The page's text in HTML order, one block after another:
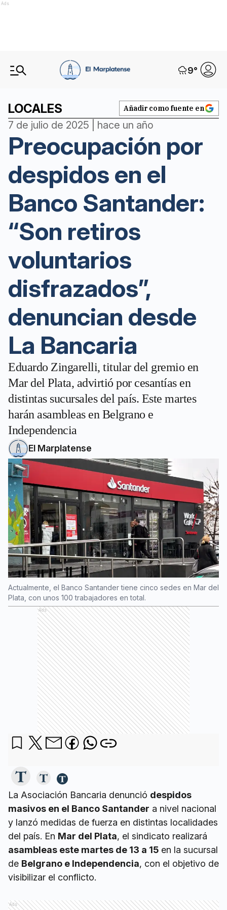
Ads
9°
LOCALES Añadir como fuente en
7 de julio de 2025 | hace un año
Preocupación por
despidos en el
Banco Santander:
“Son retiros
voluntarios
disfrazados”,
denuncian desde
La Bancaria
Eduardo Zingarelli, titular del gremio en
Mar del Plata, advirtió por cesantías en
distintas sucursales del país. Este martes
harán asambleas en Belgrano e
Independencia
El Marplatense
Actualmente, el Banco Santander tiene cinco sedes en Mar del
Plata, con unos 100 trabajadores en total.
Ads
La Asociación Bancaria denunció despidos
masivos en el Banco Santander a nivel nacional
y lanzó medidas de fuerza en distintas localidades
del país. En Mar del Plata, el sindicato realizará
asambleas este martes de 13 a 15 en la sucursal
de Belgrano e Independencia, con el objetivo de
visibilizar el conflicto.
Ads